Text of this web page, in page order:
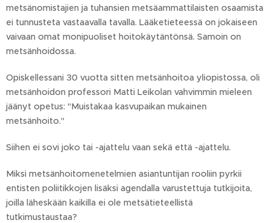
metsänomistajien ja tuhansien metsäammattilaisten osaamista
ei tunnusteta vastaavalla tavalla. Lääketieteessä on jokaiseen
vaivaan omat monipuoliset hoitokäytäntönsä. Samoin on
metsänhoidossa.
Opiskellessani 30 vuotta sitten metsänhoitoa yliopistossa, oli
metsänhoidon professori Matti Leikolan vahvimmin mieleen
jäänyt opetus: "Muistakaa kasvupaikan mukainen
metsänhoito."
Siihen ei sovi joko tai -ajattelu vaan sekä että -ajattelu.
Miksi metsänhoitomenetelmien asiantuntijan rooliin pyrkii
entisten poliitikkojen lisäksi agendalla varustettuja tutkijoita,
joilla läheskään kaikilla ei ole metsätieteellistä
tutkimustaustaa?